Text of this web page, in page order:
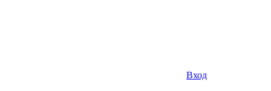
Вход